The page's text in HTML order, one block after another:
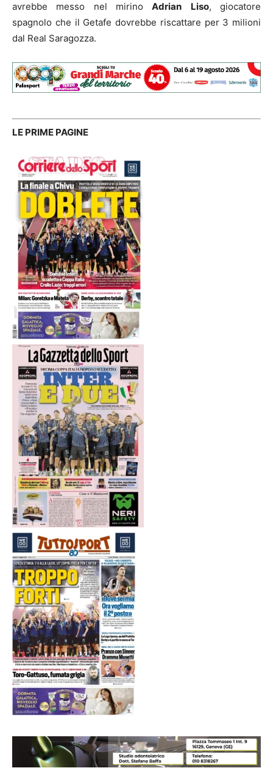
avrebbe messo nel mirinoAdrian Liso, giocatore
spagnolo che il Getafe dovrebbe riscattare per 3 milioni
dal Real Saragozza.
LE PRIME PAGINE